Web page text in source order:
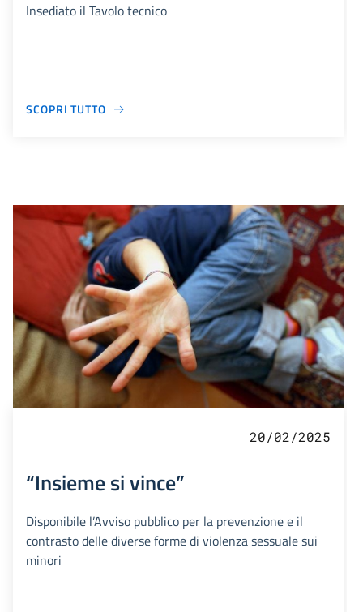
Insediato il Tavolo tecnico
SCOPRI TUTTO
20/02/2025
“Insieme si vince”
Disponibile l’Avviso pubblico per la prevenzione e il
contrasto delle diverse forme di violenza sessuale sui
minori